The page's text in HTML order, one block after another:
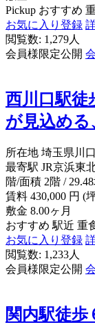
Pickup おすすめ
お気に入り登録
閲覧数: 1,279人
会員様限定公開
西川口駅徒
が見込める
所在地 埼玉県川
最寄駅 JR京浜東
階/面積 2階 /
賃料 430,000 円 (
敷金 8.00ヶ月
おすすめ 駅近 重
お気に入り登録
閲覧数: 1,233人
会員様限定公開
関内駅徒